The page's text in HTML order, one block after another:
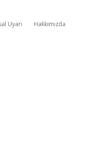
Uyarı Hakkımızda